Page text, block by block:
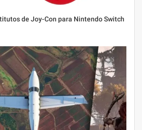
de Joy-Con para Nintendo Switch